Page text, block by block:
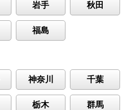
岩手 秋田
福島
神奈川 千葉
栃木 群馬